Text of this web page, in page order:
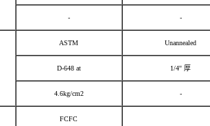
- -
ASTM Unannealed
D-648 at 1/4'' 厚
4.6kg/cm2 -
FCFC